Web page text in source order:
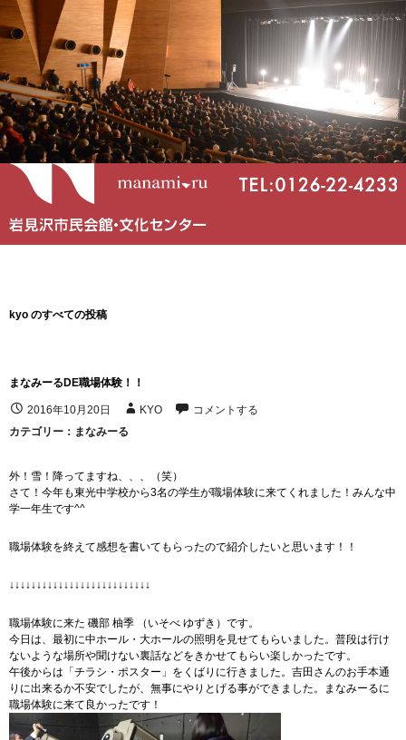
kyo のすべての投稿
まなみーるDE職場体験！！
2016年10月20日 KYO
コメントする
カテゴリー： まなみーる
外！雪！降ってますね、、、（笑）
さて！今年も東光中学校から3名の学生が職場体験に来てくれました！みんな中
学一年生です^^
職場体験を終えて感想を書いてもらったので紹介したいと思います！！
↓↓↓↓↓↓↓↓↓↓↓↓↓↓↓↓↓↓↓↓↓↓↓↓↓↓
職場体験に来た 磯部 柚季 （いそべ ゆずき）です。
今日は、最初に中ホール・大ホールの照明を見せてもらいました。普段は行け
ないような場所や聞けない裏話などをきかせてもらい楽しかったです。
午後からは「チラシ・ポスター」をくばりに行きました。吉田さんのお手本通
りに出来るか不安でしたが、無事にやりとげる事ができました。まなみーるに
職場体験に来て良かったです！